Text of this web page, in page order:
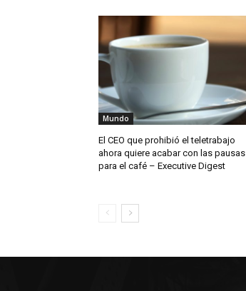
Mundo
El CEO que prohibió el teletrabajo
ahora quiere acabar con las pausas
para el café – Executive Digest